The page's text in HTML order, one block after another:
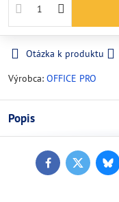
Otázka k produktu
Výrobca: OFFICE PRO
Popis
FacebookTwitter